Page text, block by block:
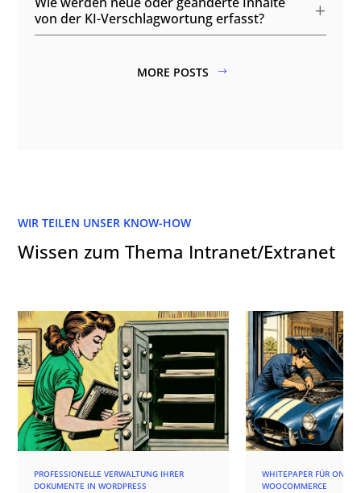
von der KI-Verschlagwortung erfasst?
MORE POSTS
WIR TEILEN UNSER KNOW-HOW
Wissen zum Thema Intranet/Extranet
PROFESSIONELLE VERWALTUNG IHRER
DOKUMENTE IN WORDPRESS
WHITEPAPER FÜR
WOOCOMMERCE